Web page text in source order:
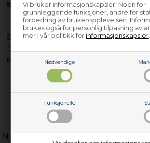
Vi bruker informasjonskapsler. Noen for
grunnleggende funksjoner, andre for
forbedring av brukeropplevelsen.
brukes også for personlig tilpasning av
mer i vår politikk for informasjonskapsler
Nødvendige
Funksjonelle
Produktinfo Spørsmål om varen?
BHP523E10X 10
Siden 2013
Nyttige lenker